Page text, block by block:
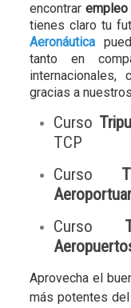
encontrarempleo
tienes claro tu
Aeronáutica
tanto en
gracias a nuestros
Curso
TCP
Curso
Curso
Aprovecha el
más potentes del